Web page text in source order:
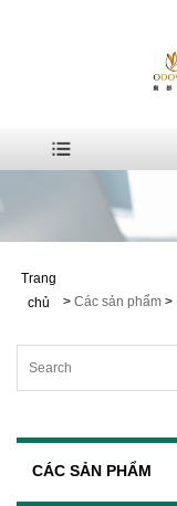
Trang
chủ
> Các sản phẩm >
CÁC SẢN PHẨM